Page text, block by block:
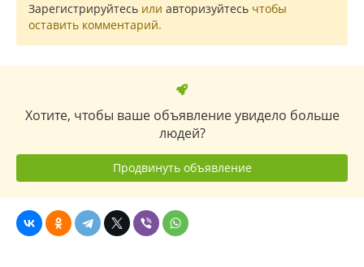
Зарегистрируйтесь или авторизуйтесь чтобы
оставить комментарий.
Хотите, чтобы ваше объявление увидело больше
людей?
Продвинуть объявление